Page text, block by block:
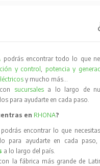
podrás encontrar todo lo que
y control, potencia y
y mucho más…
sucursales a lo largo de
para ayudarte en cada paso.
en RHONA?
podrás encontrar lo que
para ayudarte en cada
a lo largo del país.
la fábrica más grande de